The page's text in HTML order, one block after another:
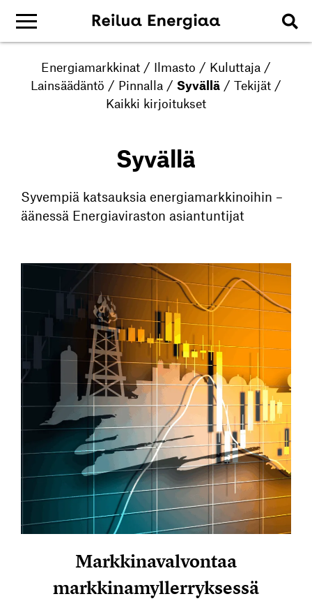
Energiamarkkinat / Ilmasto / Kuluttaja /
Lainsäädäntö / Pinnalla / Syvällä / Tekijät /
Kaikki kirjoitukset
Syvällä
Syvempiä katsauksia energiamarkkinoihin –
äänessä Energiaviraston asiantuntijat
Markkinavalvontaa
markkinamyllerryksessä